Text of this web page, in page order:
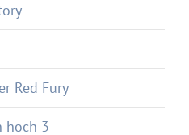
Red Fury
hoch 3